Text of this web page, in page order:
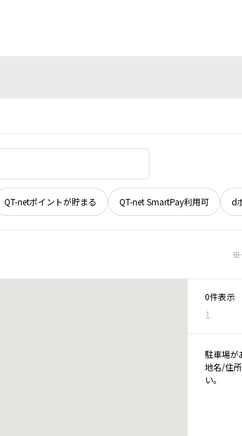
QT-netポイントが貯まる QT-net SmartPay利用可 d
※
0件表示
1
駐車場が
地名/住
い。